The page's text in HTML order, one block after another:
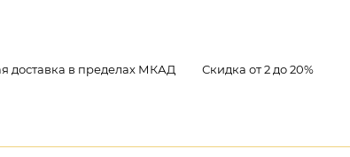
доставка в пределах МКАД Скидка от 2 до 20%